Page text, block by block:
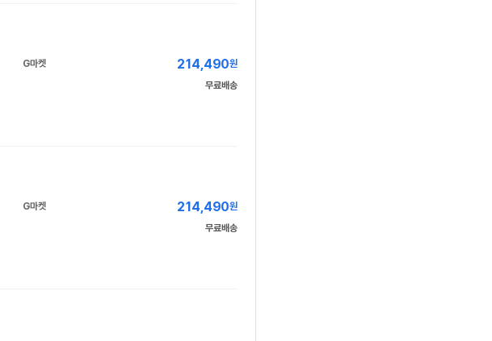
G마켓 214,490원
무료배송
G마켓 214,490원
무료배송